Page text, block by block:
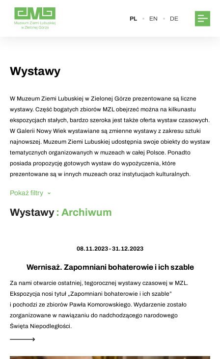
PL EN DE
Wystawy
W Muzeum Ziemi Lubuskiej w Zielonej Górze prezentowane są liczne
wystawy. Część bogatych zbiorów MZL obejrzeć można na kilkunastu
ekspozycjach stałych, bardzo szeroka jest także oferta wystaw czasowych.
W Galerii Nowy Wiek wystawiane są zmienne wystawy z zakresu sztuki
najnowszej. Muzeum Ziemi Lubuskiej udostępnia swoje obiekty do wystaw
tematycznych organizowanych w muzeach w całej Polsce. Ponadto
posiada propozycję gotowych wystaw do wypożyczenia, które
prezentowane są w innych muzeach oraz instytucjach kulturalnych.
Pokaż filtry
Wystawy : Archiwum
08.11.2023 - 31.12.2023
Wernisaż. Zapomniani bohaterowie i ich szable
Za nami otwarcie ostatniej, tegorocznej wystawy czasowej w MZL.
Ekspozycja nosi tytuł „Zapomniani bohaterowie i ich szable”
i pochodzi ze zbiorów Pawła Komorowskiego. Wydarzenie zostało
zorganizowane w nawiązaniu do nadchodzącego narodowego
Święta Niepodległości.